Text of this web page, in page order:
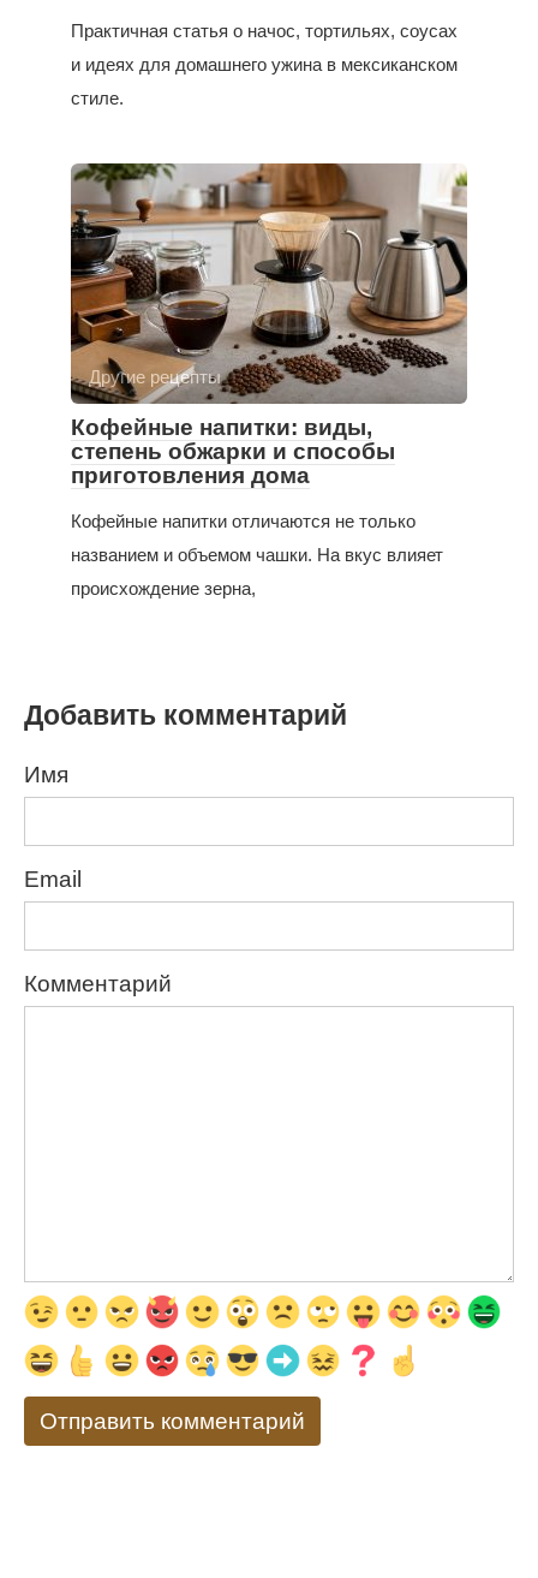
Практичная статья о начос, тортильях, соусах
и идеях для домашнего ужина в мексиканском
стиле.
Другие рецепты
Кофейные напитки: виды,
степень обжарки и способы
приготовления дома
Кофейные напитки отличаются не только
названием и объемом чашки. На вкус влияет
происхождение зерна,
Добавить комментарий
Имя
Email
Комментарий